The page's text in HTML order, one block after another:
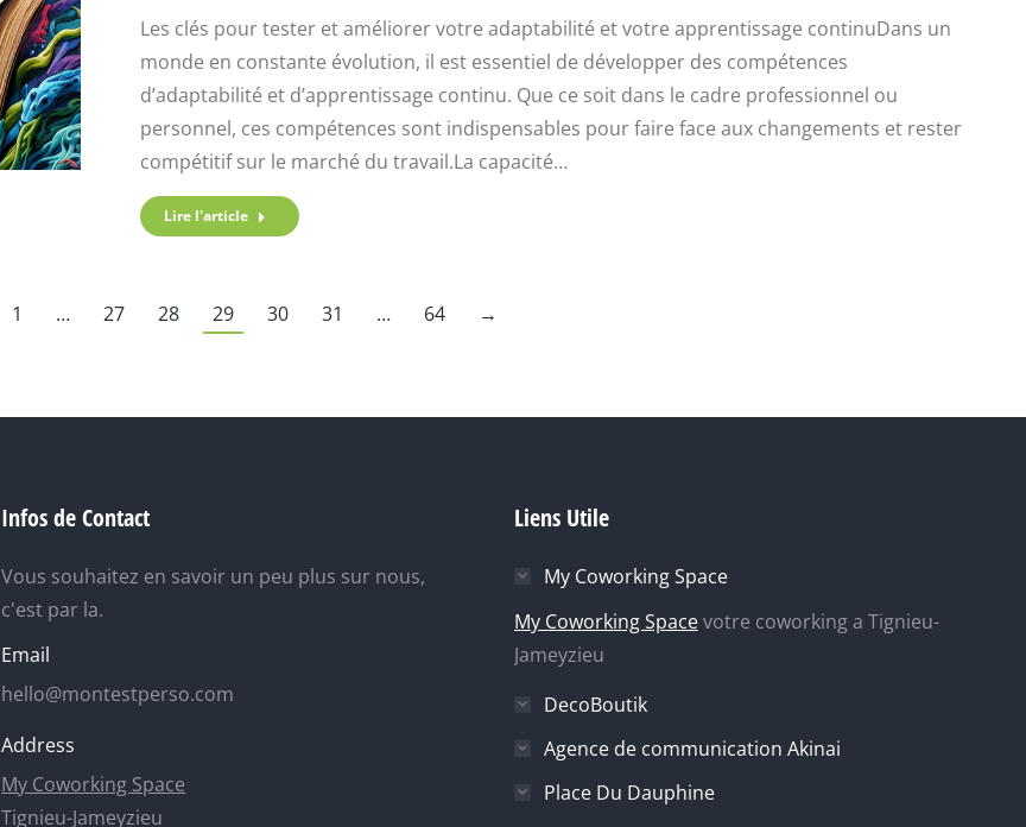
Les clés pour tester et améliorer votre adaptabilité et votre apprentissage continuDans un
monde en constante évolution, il est essentiel de développer des compétences
d’adaptabilité et d’apprentissage continu. Que ce soit dans le cadre professionnel ou
personnel, ces compétences sont indispensables pour faire face aux changements et rester
compétitif sur le marché du travail.La capacité…
Lire l'article
1 … 27 28 29 30 31 … 64 →
Infos de Contact
Vous souhaitez en savoir un peu plus sur nous,
c'est par la.
Email
hello@montestperso.com
Address
My Coworking Space
Tignieu-Jameyzieu
Liens Utile
My Coworking Space
My Coworking Spacevotre coworking a Tignieu-
Jameyzieu
DecoBoutik
Agence de communication Akinai
Place Du Dauphine